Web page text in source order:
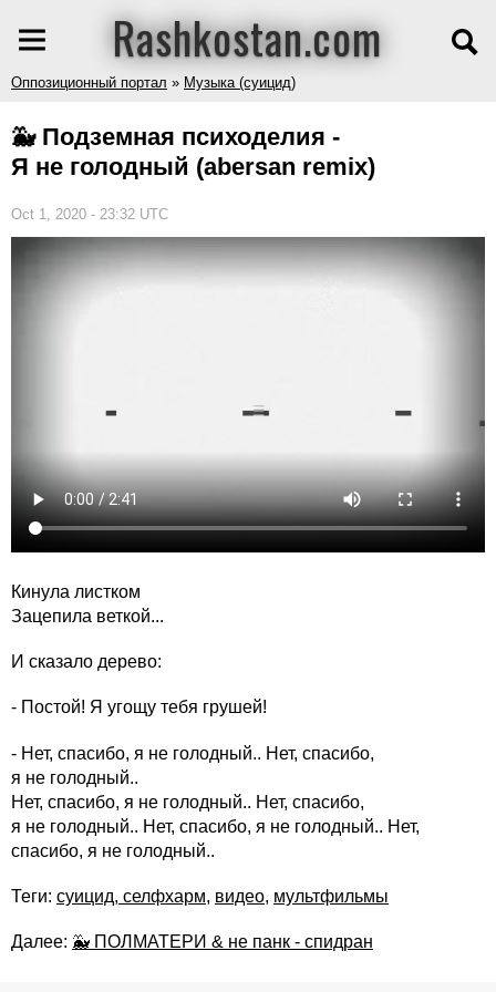
Rashkostan.com
Оппозиционный портал » Музыка (суицид)
🐳 Подземная психоделия -
Я не голодный (abersan remix)
Oct 1, 2020 - 23:32 UTC
Кинула листком
Зацепила веткой...
И сказало дерево:
- Постой! Я угощу тебя грушей!
- Нет, спасибо, я не голодный.. Нет, спасибо,
я не голодный..
Нет, спасибо, я не голодный.. Нет, спасибо,
я не голодный.. Нет, спасибо, я не голодный.. Нет,
спасибо, я не голодный..
Теги: суицид, селфхарм, видео, мультфильмы
Далее: 🐳 ПОЛМАТЕРИ & не панк - спидран